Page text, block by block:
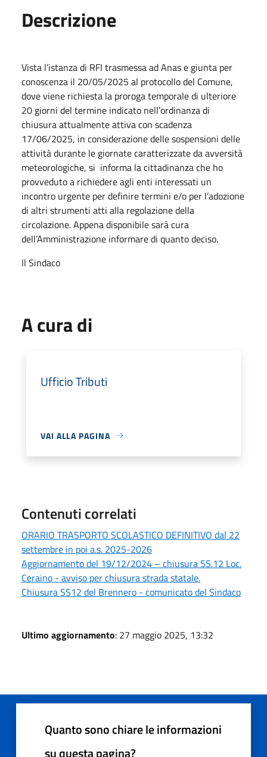
Descrizione
Vista l’istanza di RFI trasmessa ad Anas e giunta per
conoscenza il 20/05/2025 al protocollo del Comune,
dove viene richiesta la proroga temporale di ulteriore
20 giorni del termine indicato nell’ordinanza di
chiusura attualmente attiva con scadenza
17/06/2025, in considerazione delle sospensioni delle
attività durante le giornate caratterizzate da avversità
meteorologiche, si informa la cittadinanza che ho
provveduto a richiedere agli enti interessati un
incontro urgente per definire termini e/o per l’adozione
di altri strumenti atti alla regolazione della
circolazione. Appena disponibile sarà cura
dell’Amministrazione informare di quanto deciso.
Il Sindaco
A cura di
Ufficio Tributi
VAI ALLA PAGINA
Contenuti correlati
ORARIO TRASPORTO SCOLASTICO DEFINITIVO dal 22
settembre in poi a.s. 2025-2026
Aggiornamento del 19/12/2024 – chiusura SS.12 Loc.
Ceraino - avviso per chiusura strada statale.
Chiusura SS12 del Brennero - comunicato del Sindaco
Ultimo aggiornamento: 27 maggio 2025, 13:32
Quanto sono chiare le informazioni
su questa pagina?